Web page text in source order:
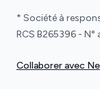
* Société à
RCS B265396 -
Collaborer avec